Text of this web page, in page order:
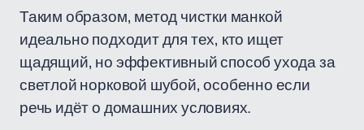
Таким образом, метод чистки манкой
идеально подходит для тех, кто ищет
щадящий, но эффективный способ ухода за
светлой норковой шубой, особенно если
речь идёт о домашних условиях.